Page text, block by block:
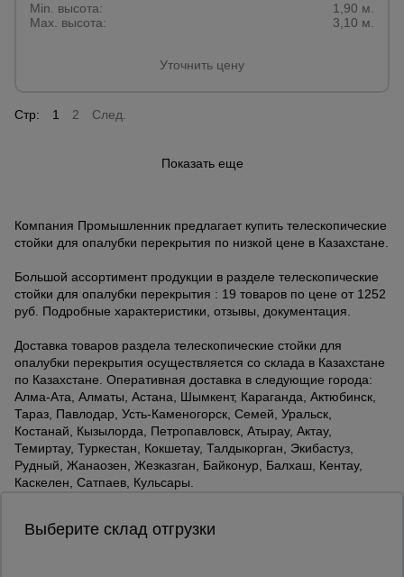
Min. высота:
1,90 м.
Max. высота:
3,10 м.
Уточнить цену
Стр: 1 2 След.
Показать еще
Компания Промышленник предлагает купить телескопические
стойки для опалубки перекрытия по низкой цене в Казахстане.
Большой ассортимент продукции в разделе телескопические
стойки для опалубки перекрытия : 19 товаров по цене от 1252
руб. Подробные характеристики, отзывы, документация.
Доставка товаров раздела телескопические стойки для
опалубки перекрытия осуществляется со склада в Казахстане
по Казахстане. Оперативная доставка в следующие города:
Алма-Ата, Алматы, Астана, Шымкент, Караганда, Актюбинск,
Тараз, Павлодар, Усть-Каменогорск, Семей, Уральск,
Костанай, Кызылорда, Петропавловск, Атырау, Актау,
Темиртау, Туркестан, Кокшетау, Талдыкорган, Экибастуз,
Рудный, Жанаозен, Жезказган, Байконур, Балхаш, Кентау,
Каскелен, Сатпаев, Кульсары.
Выберите склад отгрузки